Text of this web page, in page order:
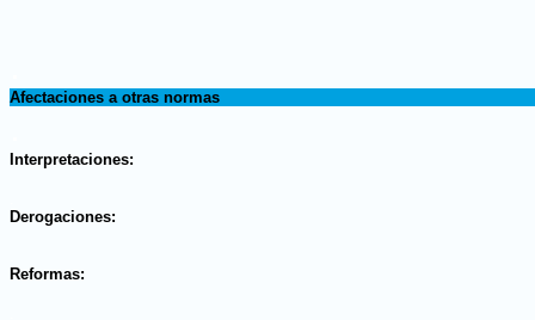
Afectaciones a otras normas
Interpretaciones:
Derogaciones:
Reformas: